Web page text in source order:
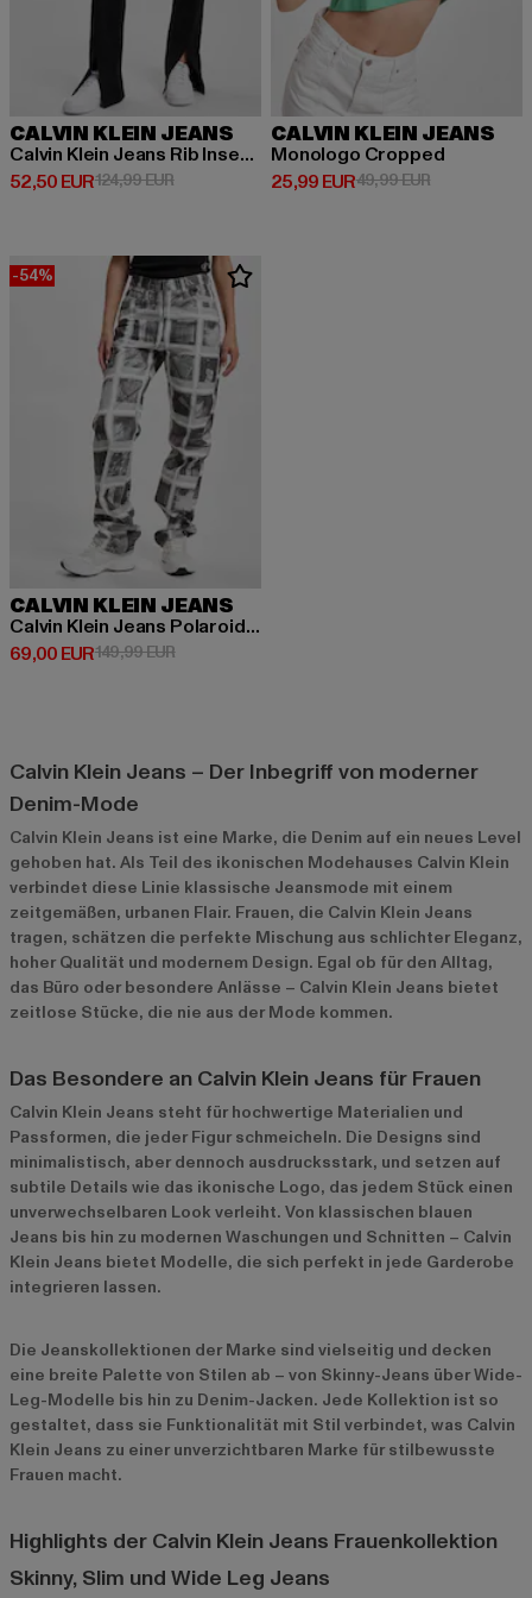
CALVIN KLEIN JEANS
Calvin Klein Jeans Rib Insert Interlocks Jogginghose
52,50 EUR
Derzeitiger Preis: 52,50 EUR
124,99 EURAktionspreis: 124,99 EUR
CALVIN KLEIN JEANS
Monologo Cropped
25,99 EUR
Derzeitiger Preis: 25,99 EUR
49,99 EURAktionspreis:
-54%
CALVIN KLEIN JEANS
Calvin Klein Jeans Polaroid High Rise Jeans
69,00 EUR
Derzeitiger Preis: 69,00 EUR
149,99 EURAktionspreis: 149,99 EUR
Calvin Klein Jeans – Der Inbegriff von moderner
Denim-Mode
Calvin Klein Jeans ist eine Marke, die Denim auf ein neues Level
gehoben hat. Als Teil des ikonischen Modehauses Calvin Klein
verbindet diese Linie klassische Jeansmode mit einem
zeitgemäßen, urbanen Flair. Frauen, die Calvin Klein Jeans
tragen, schätzen die perfekte Mischung aus schlichter Eleganz,
hoher Qualität und modernem Design. Egal ob für den Alltag,
das Büro oder besondere Anlässe – Calvin Klein Jeans bietet
zeitlose Stücke, die nie aus der Mode kommen.
Das Besondere an Calvin Klein Jeans für Frauen
Calvin Klein Jeans steht für hochwertige Materialien und
Passformen, die jeder Figur schmeicheln. Die Designs sind
minimalistisch, aber dennoch ausdrucksstark, und setzen auf
subtile Details wie das ikonische Logo, das jedem Stück einen
unverwechselbaren Look verleiht. Von klassischen blauen
Jeans bis hin zu modernen Waschungen und Schnitten – Calvin
Klein Jeans bietet Modelle, die sich perfekt in jede Garderobe
integrieren lassen.
Die Jeanskollektionen der Marke sind vielseitig und decken
eine breite Palette von Stilen ab – von Skinny-Jeans über Wide-
Leg-Modelle bis hin zu Denim-Jacken. Jede Kollektion ist so
gestaltet, dass sie Funktionalität mit Stil verbindet, was Calvin
Klein Jeans zu einer unverzichtbaren Marke für stilbewusste
Frauen macht.
Highlights der Calvin Klein Jeans Frauenkollektion
Skinny, Slim und Wide Leg Jeans